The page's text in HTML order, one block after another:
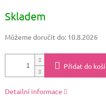
cena:
Skladem
Můžeme doručit do: 10.8.2026
Přidat do
Detailní informace